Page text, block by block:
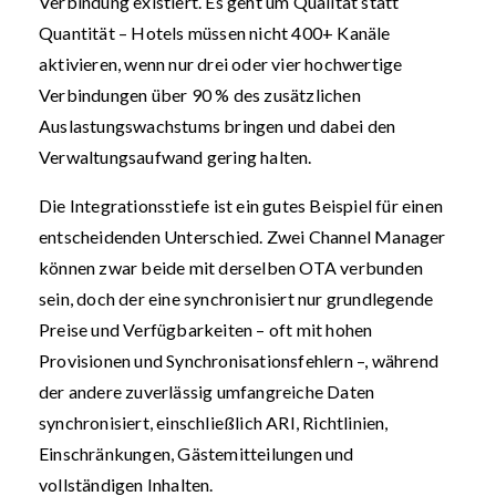
Quantität – Hotels müssen nicht 400+ Kanäle
aktivieren, wenn nur drei oder vier hochwertige
Verbindungen über 90 % des zusätzlichen
Auslastungswachstums bringen und dabei den
Verwaltungsaufwand gering halten.
Die Integrationsstiefe ist ein gutes Beispiel für einen
entscheidenden Unterschied. Zwei Channel Manager
können zwar beide mit derselben OTA verbunden
sein, doch der eine synchronisiert nur grundlegende
Preise und Verfügbarkeiten – oft mit hohen
Provisionen und Synchronisationsfehlern –, während
der andere zuverlässig umfangreiche Daten
synchronisiert, einschließlich ARI, Richtlinien,
Einschränkungen, Gästemitteilungen und
vollständigen Inhalten.